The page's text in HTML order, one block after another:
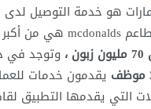
هو خدمة التوصيل
mcdonalds هي من أكبر
وتوجد في
يقدمون خدمات
التي يقدمها التطبيق